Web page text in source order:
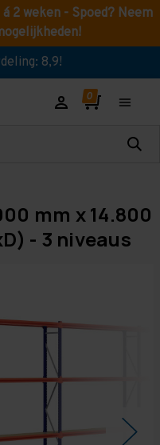
2 weken - Spoed? Neem
8,9!
mm x 14.800
- 3 niveaus